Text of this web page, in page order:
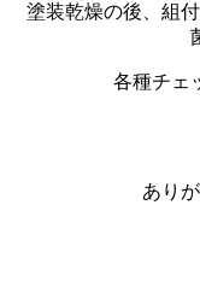
塗装乾燥の後、組
各種チェ
あり